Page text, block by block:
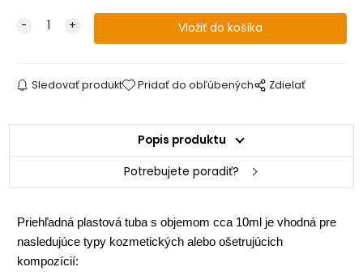
Sledovať produkt Pridať do obľúbených Zdielať
Popis produktu
Potrebujete poradiť?
Priehľadná plastová tuba s objemom cca 10ml je vhodná pre
nasledujúce typy kozmetických alebo ošetrujúcich
kompozícií: